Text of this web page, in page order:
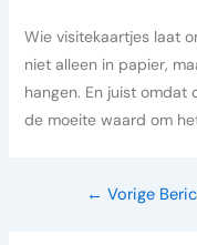
Wie visitekaartjes laat
niet alleen in papier,
hangen. En juist omdat
de moeite waard om
← Vorige